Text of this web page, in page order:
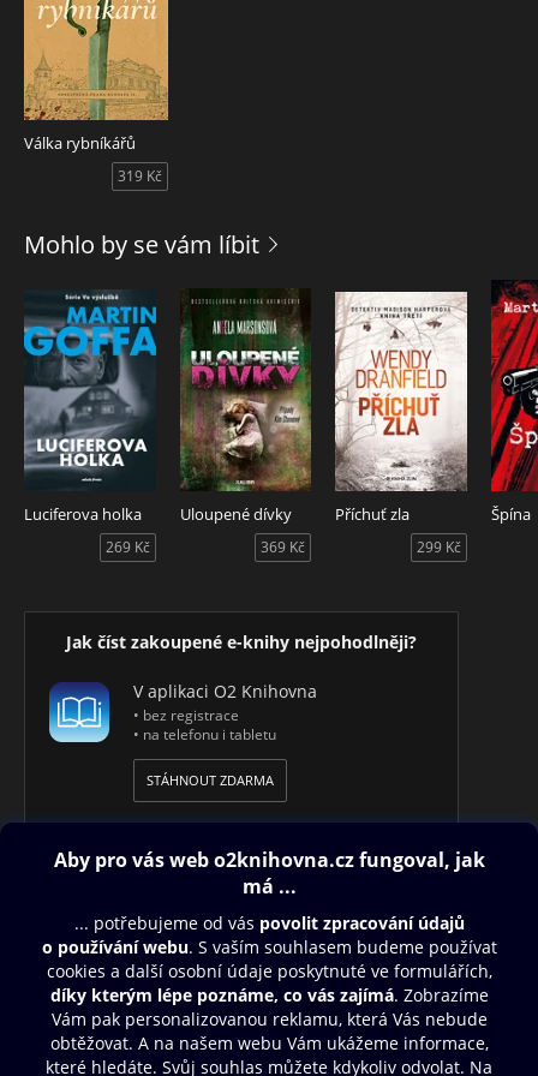
Válka rybníkářů
319 Kč
Mohlo by se vám líbit
Luciferova holka
269 Kč
Uloupené dívky
369 Kč
Příchuť zla
299 Kč
Špína
Jak číst zakoupené e-knihy nejpohodlněji?
V aplikaci O2 Knihovna
• bez registrace
• na telefonu i tabletu
STÁHNOUT ZDARMA
Obsah ke stažení
Moje O2 Knihovna
Další zábava